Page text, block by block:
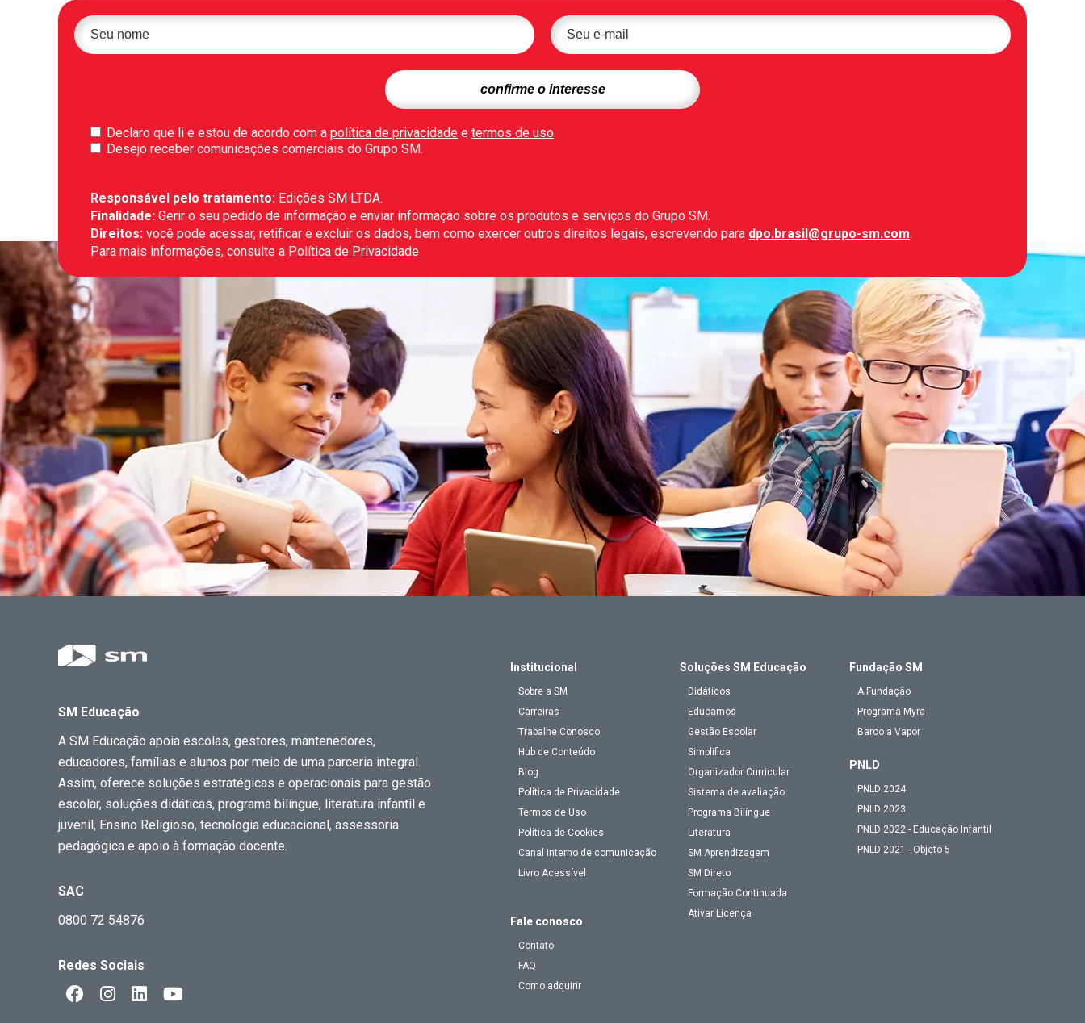
Declaro que li e estou de acordo com a política de privacidade e termos de uso.
Desejo receber comunicações comerciais do Grupo SM.
Responsável pelo tratamento: Edições SM LTDA.
Finalidade: Gerir o seu pedido de informação e enviar informação sobre os produtos e serviços do Grupo SM.
Direitos: você pode acessar, retificar e excluir os dados, bem como exercer outros direitos legais, escrevendo para dpo.brasil@grupo-sm.com.
Para mais informações, consulte a Política de Privacidade
SM Educação
A SM Educação apoia escolas, gestores, mantenedores,
educadores, famílias e alunos por meio de uma parceria integral.
Assim, oferece soluções estratégicas e operacionais para gestão
escolar, soluções didáticas, programa bilíngue, literatura infantil e
juvenil, Ensino Religioso, tecnologia educacional, assessoria
pedagógica e apoio à formação docente.
SAC
0800 72 54876
Redes Sociais
Institucional
Sobre a SM
Carreiras
Trabalhe Conosco
Hub de Conteúdo
Blog
Política de Privacidade
Termos de Uso
Política de Cookies
Canal interno de comunicação
Livro Acessível
Fale conosco
Contato
FAQ
Como adquirir
Soluções SM Educação
Didáticos
Educamos
Gestão Escolar
Simplifica
Organizador Curricular
Sistema de avaliação
Programa Bilíngue
Literatura
SM Aprendizagem
SM Direto
Formação Continuada
Ativar Licença
Fundação SM
A Fundação
Programa Myra
Barco a Vapor
PNLD
PNLD 2024
PNLD 2023
PNLD 2022 - Educação Infantil
PNLD 2021 - Objeto 5